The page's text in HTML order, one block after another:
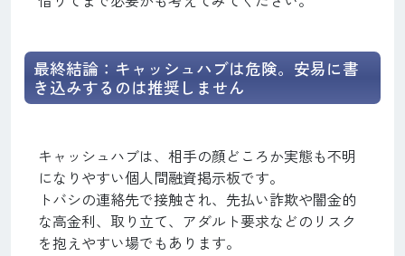
最終結論：キャッシュハブは危険。安易に書
き込みするのは推奨しません
キャッシュハブは、相手の顔どころか実態も不明
になりやすい個人間融資掲示板です。
トバシの連絡先で接触され、先払い詐欺や闇金的
な高金利、取り立て、アダルト要求などのリスク
を抱えやすい場でもあります。